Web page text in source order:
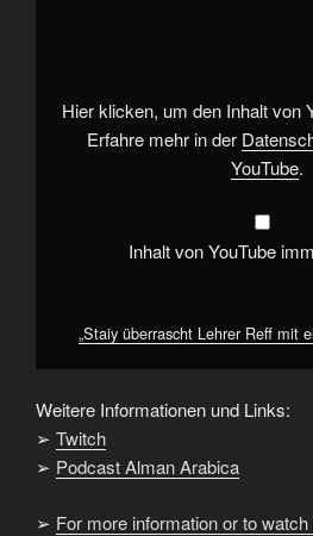
von
YouTube
anzeigen
Hier klicken, um den Inhalt von
Erfahre mehr in der
YouTube.
Inhalt von YouTube
„Staiy überrascht Lehrer Reff mit
Weitere Informationen und Links:
➢ Twitch
➢ Podcast Alman Arabica
➢ For more information or to